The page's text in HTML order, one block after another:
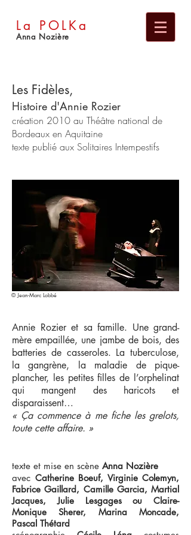
La POLKa
Anna Nozière
Les Fidèles,
Histoire d'Annie Rozier
création 2010 au Théâtre national de
Bordeaux en Aquitaine
texte publié aux Solitaires Intempestifs
© Jean-Marc Lobbé
Annie Rozier et sa famille. Une grand-
mère empaillée, une jambe de bois, des
batteries de casseroles. La tuberculose,
la gangrène, la maladie de pique-
plancher, les petites filles de l’orphelinat
qui mangent des haricots et
disparaissent…
« Ça commence à me fiche les grelots,
toute cette affaire. »
texte et mise en scène Anna Nozière
avec Catherine Boeuf, Virginie Colemyn,
Fabrice Gaillard, Camille Garcia, Martial
Jacques, Julie Lesgages ou Claire-
Monique Sherer, Marina Moncade,
Pascal Thétard